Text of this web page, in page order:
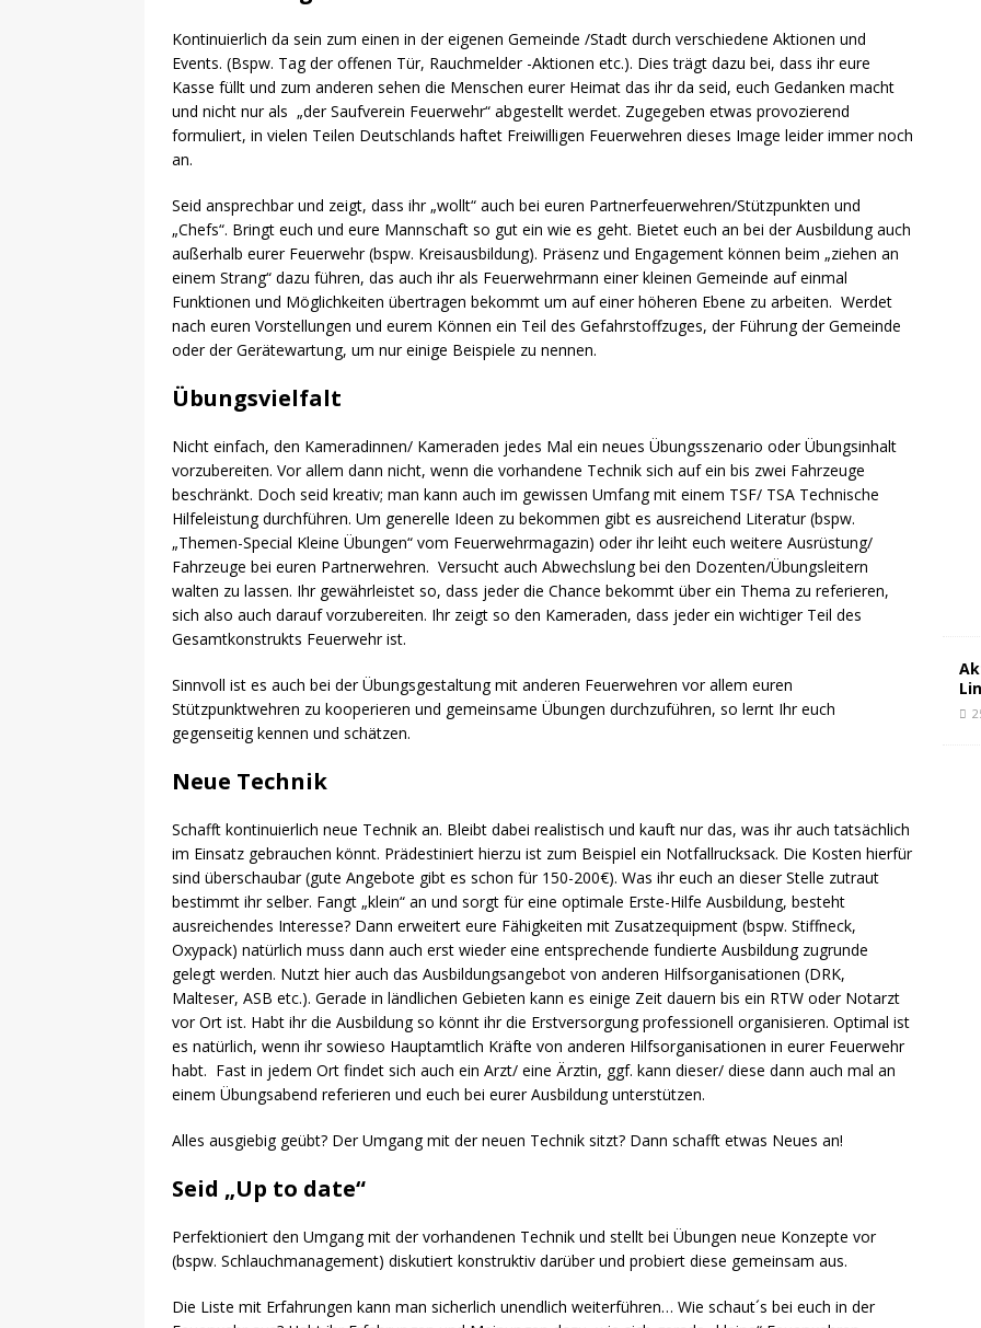
Kontinuierlich da sein zum einen in der eigenen Gemeinde /Stadt durch verschiedene Aktionen und
Events. (Bspw. Tag der offenen Tür, Rauchmelder -Aktionen etc.). Dies trägt dazu bei, dass ihr eure
Kasse füllt und zum anderen sehen die Menschen eurer Heimat das ihr da seid, euch Gedanken macht
und nicht nur als „der Saufverein Feuerwehr“ abgestellt werdet. Zugegeben etwas provozierend
formuliert, in vielen Teilen Deutschlands haftet Freiwilligen Feuerwehren dieses Image leider immer noch
an.
Seid ansprechbar und zeigt, dass ihr „wollt“ auch bei euren Partnerfeuerwehren/Stützpunkten und
„Chefs“. Bringt euch und eure Mannschaft so gut ein wie es geht. Bietet euch an bei der Ausbildung auch
außerhalb eurer Feuerwehr (bspw. Kreisausbildung). Präsenz und Engagement können beim „ziehen an
einem Strang“ dazu führen, das auch ihr als Feuerwehrmann einer kleinen Gemeinde auf einmal
Funktionen und Möglichkeiten übertragen bekommt um auf einer höheren Ebene zu arbeiten. Werdet
nach euren Vorstellungen und eurem Können ein Teil des Gefahrstoffzuges, der Führung der Gemeinde
oder der Gerätewartung, um nur einige Beispiele zu nennen.
Übungsvielfalt
Nicht einfach, den Kameradinnen/ Kameraden jedes Mal ein neues Übungsszenario oder Übungsinhalt
vorzubereiten. Vor allem dann nicht, wenn die vorhandene Technik sich auf ein bis zwei Fahrzeuge
beschränkt. Doch seid kreativ; man kann auch im gewissen Umfang mit einem TSF/ TSA Technische
Hilfeleistung durchführen. Um generelle Ideen zu bekommen gibt es ausreichend Literatur (bspw.
„Themen-Special Kleine Übungen“ vom Feuerwehrmagazin) oder ihr leiht euch weitere Ausrüstung/
Fahrzeuge bei euren Partnerwehren. Versucht auch Abwechslung bei den Dozenten/Übungsleitern
walten zu lassen. Ihr gewährleistet so, dass jeder die Chance bekommt über ein Thema zu referieren,
sich also auch darauf vorzubereiten. Ihr zeigt so den Kameraden, dass jeder ein wichtiger Teil des
Gesamtkonstrukts Feuerwehr ist.
Sinnvoll ist es auch bei der Übungsgestaltung mit anderen Feuerwehren vor allem euren
Stützpunktwehren zu kooperieren und gemeinsame Übungen durchzuführen, so lernt Ihr euch
gegenseitig kennen und schätzen.
Neue Technik
Schafft kontinuierlich neue Technik an. Bleibt dabei realistisch und kauft nur das, was ihr auch tatsächlich
im Einsatz gebrauchen könnt. Prädestiniert hierzu ist zum Beispiel ein Notfallrucksack. Die Kosten hierfür
sind überschaubar (gute Angebote gibt es schon für 150-200€). Was ihr euch an dieser Stelle zutraut
bestimmt ihr selber. Fangt „klein“ an und sorgt für eine optimale Erste-Hilfe Ausbildung, besteht
ausreichendes Interesse? Dann erweitert eure Fähigkeiten mit Zusatzequipment (bspw. Stiffneck,
Oxypack) natürlich muss dann auch erst wieder eine entsprechende fundierte Ausbildung zugrunde
gelegt werden. Nutzt hier auch das Ausbildungsangebot von anderen Hilfsorganisationen (DRK,
Malteser, ASB etc.). Gerade in ländlichen Gebieten kann es einige Zeit dauern bis ein RTW oder Notarzt
vor Ort ist. Habt ihr die Ausbildung so könnt ihr die Erstversorgung professionell organisieren. Optimal ist
es natürlich, wenn ihr sowieso Hauptamtlich Kräfte von anderen Hilfsorganisationen in eurer Feuerwehr
habt. Fast in jedem Ort findet sich auch ein Arzt/ eine Ärztin, ggf. kann dieser/ diese dann auch mal an
einem Übungsabend referieren und euch bei eurer Ausbildung unterstützen.
Alles ausgiebig geübt? Der Umgang mit der neuen Technik sitzt? Dann schafft etwas Neues an!
Seid „Up to date“
Perfektioniert den Umgang mit der vorhandenen Technik und stellt bei Übungen neue Konzepte vor
(bspw. Schlauchmanagement) diskutiert konstruktiv darüber und probiert diese gemeinsam aus.
Die Liste mit Erfahrungen kann man sicherlich unendlich weiterführen… Wie schaut´s bei euch in der